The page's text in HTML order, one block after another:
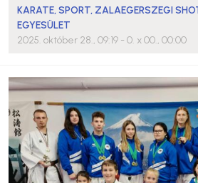
KARATE,SPORT, ZALAEGERSZEGI
EGYESÜLET
2025. október 28., 09:19 - 0. x 00., 00:00